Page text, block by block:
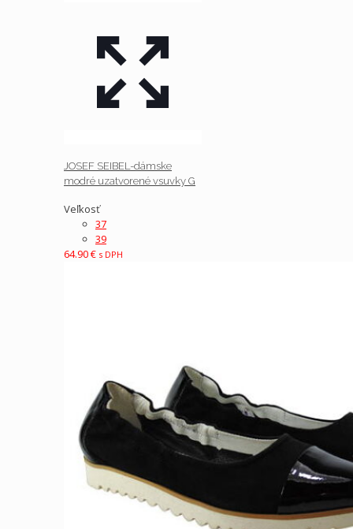
JOSEF SEIBEL-dámske
modré uzatvorené vsuvky G
Veľkosť
37
39
64.90€ s DPH